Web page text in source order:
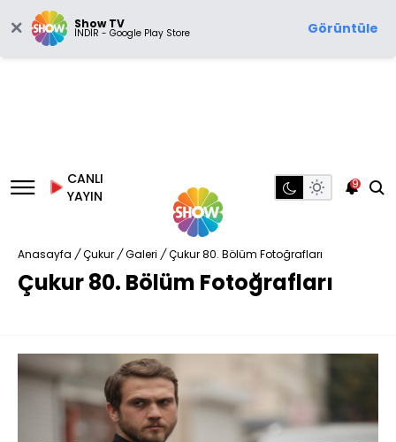
Show TV
İNDİR - Google Play Store Görüntüle
CANLI
YAYIN
9
Anasayfa / Çukur / Galeri / Çukur 80. Bölüm Fotoğrafları
Çukur 80. Bölüm Fotoğrafları